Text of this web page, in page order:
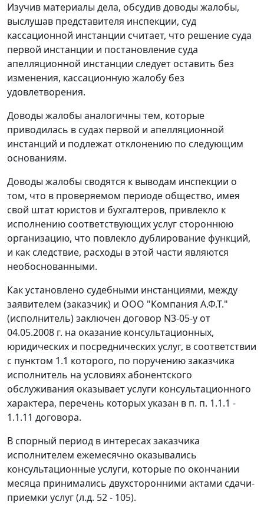
Изучив материалы дела, обсудив доводы жалобы,
выслушав представителя инспекции, суд
кассационной инстанции считает, что решение суда
первой инстанции и постановление суда
апелляционной инстанции следует оставить без
изменения, кассационную жалобу без
удовлетворения.
Доводы жалобы аналогичны тем, которые
приводилась в судах первой и апелляционной
инстанций и подлежат отклонению по следующим
основаниям.
Доводы жалобы сводятся к выводам инспекции о
том, что в проверяемом периоде общество, имея
свой штат юристов и бухгалтеров, привлекло к
исполнению соответствующих услуг стороннюю
организацию, что повлекло дублирование функций,
и как следствие, расходы в этой части являются
необоснованными.
Как установлено судебными инстанциями, между
заявителем (заказчик) и ООО "Компания А.Ф.Т."
(исполнитель) заключен договор N3-05-у от
04.05.2008 г. на оказание консультационных,
юридических и посреднических услуг, в соответствии
с пунктом 1.1 которого, по поручению заказчика
исполнитель на условиях абонентского
обслуживания оказывает услуги консультационного
характера, перечень которых указан в п. п. 1.1.1 -
1.1.11 договора.
В спорный период в интересах заказчика
исполнителем ежемесячно оказывались
консультационные услуги, которые по окончании
месяца принимались двухсторонними актами сдачи-
приемки услуг (л.д. 52 - 105).